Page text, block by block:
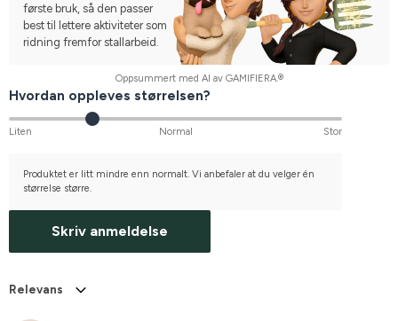
første bruk, så den passer
best til lettere aktiviteter som
ridning fremfor stallarbeid.
Oppsummert med AI av GAMIFIERA.®
Hvordan oppleves størrelsen?
Liten Normal Stor
Produktet er litt mindre enn normalt. Vi anbefaler at du velger én
størrelse større.
Skriv anmeldelse
Relevans